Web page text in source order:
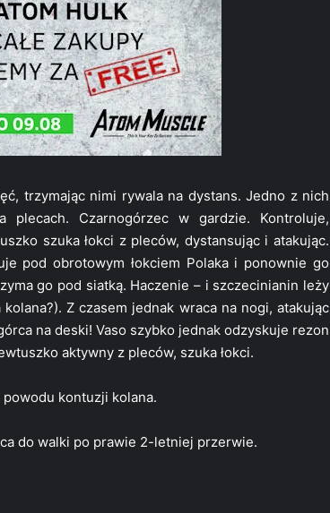
trzymając nimi rywala na dystans. Jedno z nich
plecach. Czarnogórzec w gardzie. Kontroluje,
szuka łokci z pleców, dystansując i atakując.
pod obrotowym łokciem Polaka i ponownie go
go pod siatką. Haczenie – i szczecinianin leży
Z czasem jednak wraca na nogi, atakując
na deski! Vaso szybko jednak odzyskuje rezon
aktywny z pleców, szuka łokci.
powodu kontuzji kolana.
do walki po prawie 2-letniej przerwie.